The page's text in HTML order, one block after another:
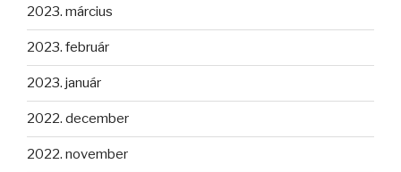
2023. március
2023. február
2023. január
2022. december
2022. november